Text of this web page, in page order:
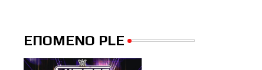
ΕΠΟΜΕΝΟ PLE